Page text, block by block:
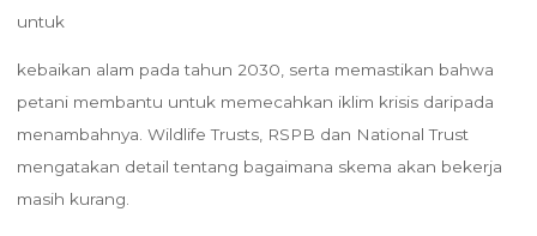
untuk
kebaikan alam pada tahun 2030, serta memastikan bahwa
petani membantu untuk memecahkan iklim krisis daripada
menambahnya. Wildlife Trusts, RSPB dan National Trust
mengatakan detail tentang bagaimana skema akan bekerja
masih kurang.